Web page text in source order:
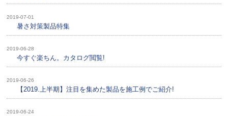
2019-07-01
暑さ対策製品特集
2019-06-28
今すぐ楽ちん。カタログ閲覧!
2019-06-26
【2019.上半期】注目を集めた製品を施工例でご紹介!
2019-06-24